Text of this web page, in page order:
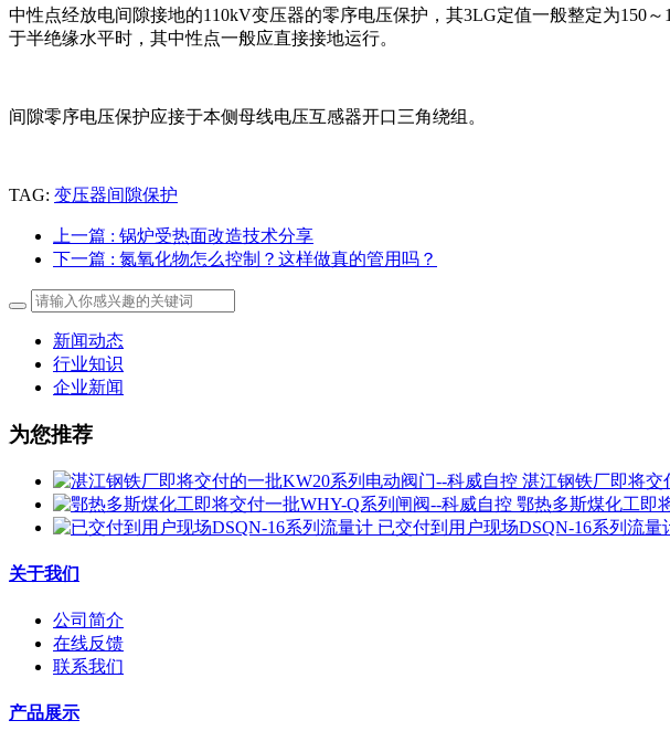
中性点经放电间隙接地的110kV变压器的零序电压保护，其3LG定值一般整定为150
于半绝缘水平时，其中性点一般应直接接地运行。
间隙零序电压保护应接于本侧母线电压互感器开口三角绕组。
TAG: 变压器间隙保护
上一篇 : 锅炉受热面改造技术分享
下一篇 : 氮氧化物怎么控制？这样做真的管用吗？
新闻动态
行业知识
企业新闻
为您推荐
湛江钢铁厂即将交
鄂热多斯煤化工即
已交付到用户现场DSQN-16系列流量
关于我们
公司简介
在线反馈
联系我们
产品展示